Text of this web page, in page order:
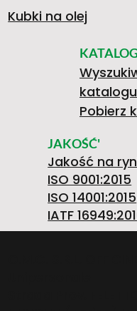
2
5
4
Kubki na olej
KATALOG
katalogu
Pobierz
JAKOŚĆ'
Jakość na
ISO 9001:2015
ISO 14001:2015
IATF